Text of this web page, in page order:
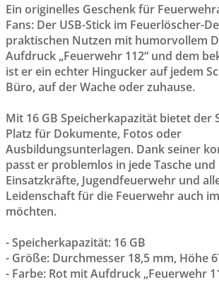
Ein originelles Geschenk für
Fans: Der USB-Stick im Feuerlöscher-
praktischen Nutzen mit humorvollem
Aufdruck „Feuerwehr 112“ und dem
ist er ein echter Hingucker auf jedem
Büro, auf der Wache oder zuhause.
Mit 16 GB Speicherkapazität bietet der
Platz für Dokumente, Fotos oder
Ausbildungsunterlagen. Dank seiner
passt er problemlos in jede Tasche
Einsatzkräfte, Jugendfeuerwehr und
Leidenschaft für die Feuerwehr auch
möchten.
- Speicherkapazität: 16 GB
- Größe: Durchmesser 18,5 mm, Höhe
- Farbe: Rot mit Aufdruck „Feuerwehr